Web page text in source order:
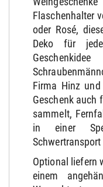
Flaschenhalter
oder Rosé,
Deko für
Firma Hinz
Geschenk auch
sammelt,
in einer
Optional liefern
einem